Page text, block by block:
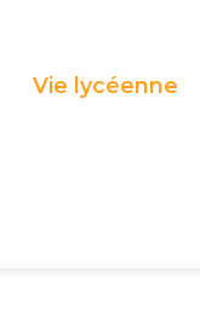
Vie lycéenne